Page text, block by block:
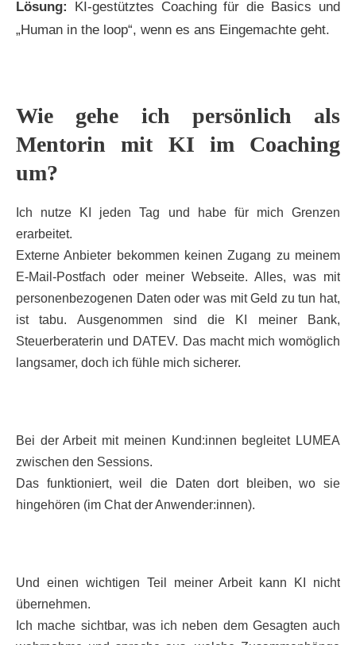
Lösung:
KI-gestütztes Coaching für die Basics und
„Human in the loop“, wenn es ans Eingemachte geht.
Wie gehe ich persönlich als
Mentorin mit KI im Coaching
um?
Ich nutze KI jeden Tag und habe für mich Grenzen
erarbeitet.
Externe Anbieter bekommen keinen Zugang zu meinem
E-Mail-Postfach oder meiner Webseite. Alles, was mit
personenbezogenen Daten oder was mit Geld zu tun hat,
ist tabu. Ausgenommen sind die KI meiner Bank,
Steuerberaterin und DATEV. Das macht mich womöglich
langsamer, doch ich fühle mich sicherer.
Bei der Arbeit mit meinen Kund:innen begleitet LUMEA
zwischen den Sessions.
Das funktioniert, weil die Daten dort bleiben, wo sie
hingehören (im Chat der Anwender:innen).
Und einen wichtigen Teil meiner Arbeit kann KI nicht
übernehmen.
Ich mache sichtbar, was ich neben dem Gesagten auch